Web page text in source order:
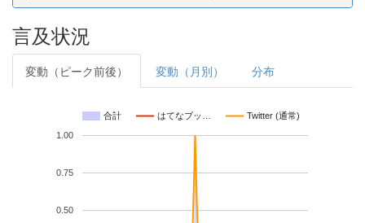
言及状況
変動（ピーク前後） 変動（月別） 分布
合計 はてなブッ… Twitter (通常)
0.50
0.75
1.00